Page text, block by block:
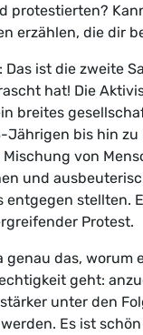
protestierten?
erzählen, die dir
Das ist die zweite
hat! Die
breites
Jährigen bis hin
von
und
entgegen stellten.
Protest.
genau das, worum
geht:
unter den
Es ist